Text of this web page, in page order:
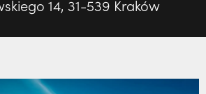
14, 31-539 Kraków